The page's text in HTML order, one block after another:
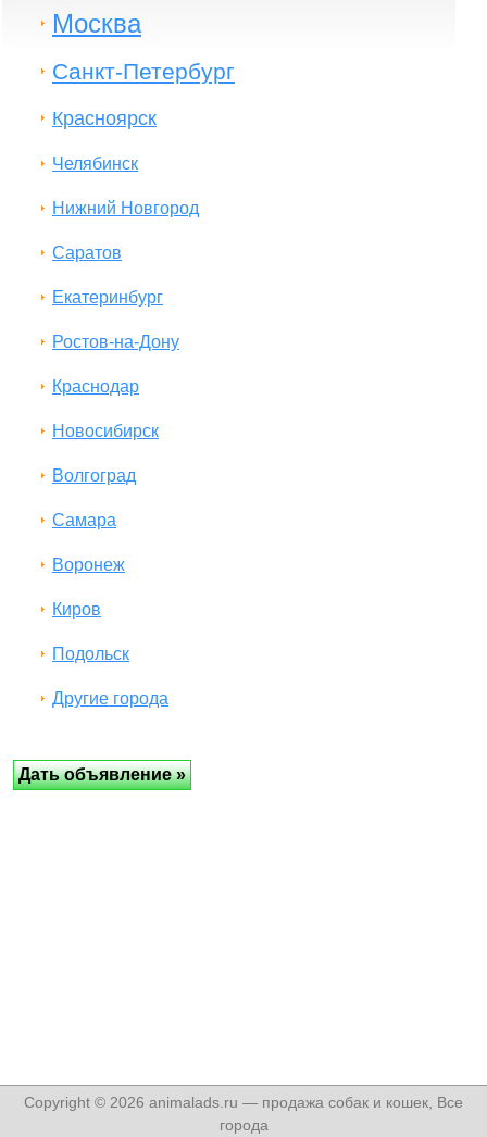
Москва
Санкт-Петербург
Красноярск
Челябинск
Нижний Новгород
Саратов
Екатеринбург
Ростов-на-Дону
Краснодар
Новосибирск
Волгоград
Самара
Воронеж
Киров
Подольск
Другие города
Copyright © 2026 animalads.ru — продажа собак и кошек, Все
города